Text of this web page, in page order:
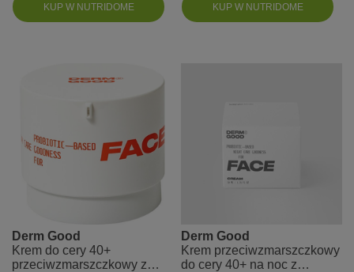
KUP W NUTRIDOME KUP W NUTRIDOME
Derm Good
Krem do cery 40+
przeciwzmarszczkowy z
Derm Good
Krem przeciwzmarszczkowy
do cery 40+ na noc z